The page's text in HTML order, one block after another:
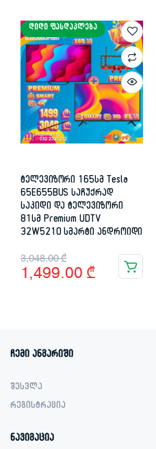
5,828.00 ₾.
2,199.00 ₾.
ᲓᲘᲓᲘ ᲤᲐᲡᲓᲐᲙᲚᲔᲑᲐ
ტელევიზორი 165სმ Tesla
65E655BUS საჩუქრად
საკიდი და ტელევიზორი
81სმ Premium UDTV
32W5210 სმარტი ანდროიდი
3,048.00₾
Original
price
1,499.00 ₾
Current
price
ჩემი ანგარიში
შესვლა
რეგისტრაცია
ნავიგაცია